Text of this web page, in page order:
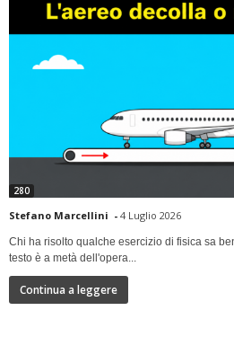
280
Stefano Marcellini - 4 Luglio 2026
Chi ha risolto qualche esercizio di fisica sa
testo è a metà dell'opera...
Continua a leggere